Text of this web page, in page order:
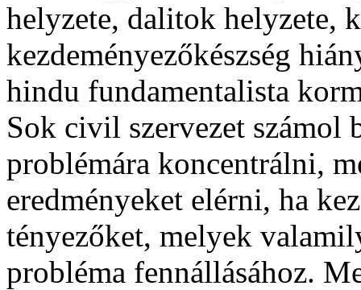
helyzete, dalitok helyzete,
kezdeményezőkészség
hindu fundamentalista
Sok civil szervezet számol
problémára koncentrálni,
eredményeket elérni, ha
tényezőket, melyek
probléma fennállásához.